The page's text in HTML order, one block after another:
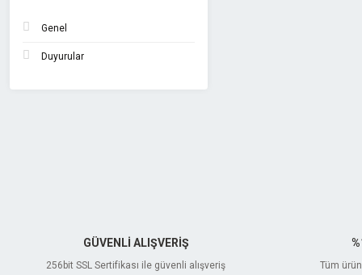
Genel
Duyurular
GÜVENLİ ALIŞVERİŞ
256bit SSL Sertifikası ile güvenli alışveriş Tüm